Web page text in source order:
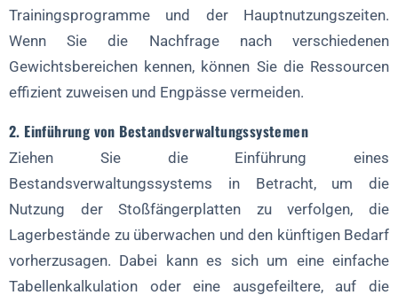
Trainingsprogramme und der Hauptnutzungszeiten.
Wenn Sie die Nachfrage nach verschiedenen
Gewichtsbereichen kennen, können Sie die Ressourcen
effizient zuweisen und Engpässe vermeiden.
2. Einführung von Bestandsverwaltungssystemen
Ziehen Sie die Einführung eines
Bestandsverwaltungssystems in Betracht, um die
Nutzung der Stoßfängerplatten zu verfolgen, die
Lagerbestände zu überwachen und den künftigen Bedarf
vorherzusagen. Dabei kann es sich um eine einfache
Tabellenkalkulation oder eine ausgefeiltere, auf die